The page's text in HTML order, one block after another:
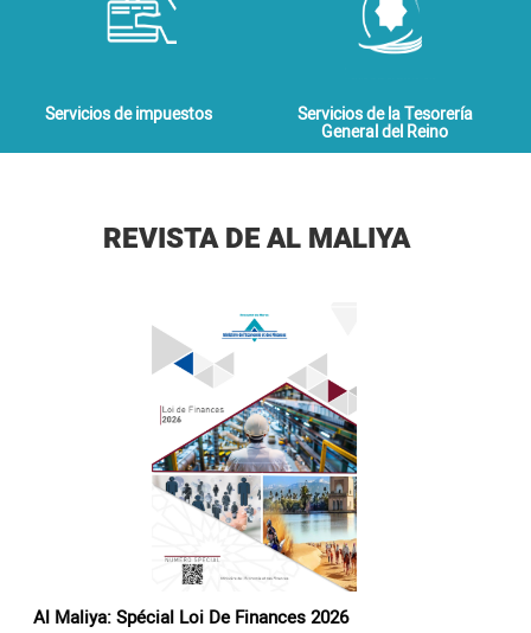
Servicios de impuestos Servicios de la Tesorería
General del Reino
REVISTA DE AL MALIYA
Al Maliya: Spécial Loi De Finances 2026